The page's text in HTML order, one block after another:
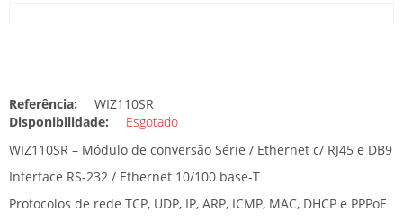
Referência:
WIZ110SR
Disponibilidade:
Esgotado
WIZ110SR – Módulo de conversão Série / Ethernet c/ RJ45 e DB9
Interface RS-232 / Ethernet 10/100 base-T
Protocolos de rede TCP, UDP, IP, ARP, ICMP, MAC, DHCP e PPPoE